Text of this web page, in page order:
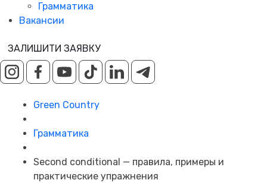
Грамматика
Вакансии
ЗАЛИШИТИ ЗАЯВКУ
Green Country
Грамматика
Second conditional — правила, примеры и
практические упражнения